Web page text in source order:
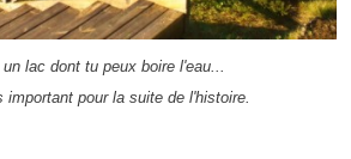
lac dont tu peux boire l'eau...
important pour la suite de l'histoire.